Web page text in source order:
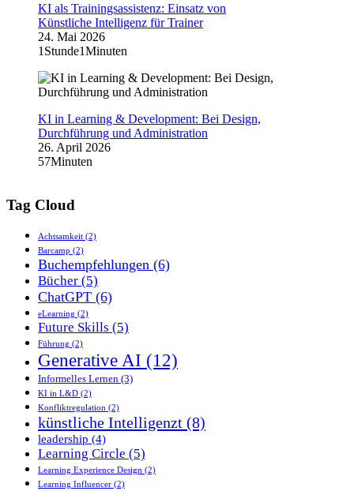
KI als Trainingsassistenz: Einsatz von
Künstliche Intelligenz für Trainer
24. Mai 2026
1Stunde1Minuten
KI in Learning & Development: Bei Design,
Durchführung und Administration
26. April 2026
57Minuten
Tag Cloud
Achtsamkeit (2)
Barcamp (2)
Buchempfehlungen (6)
Bücher (5)
ChatGPT (6)
eLearning (2)
Future Skills (5)
Führung (2)
Generative AI (12)
Informelles Lernen (3)
KI in L&D (2)
Konfliktregulation (2)
künstliche Intelligenzt (8)
leadership (4)
Learning Circle (5)
Learning Experience Design (2)
Learning Influencer (2)